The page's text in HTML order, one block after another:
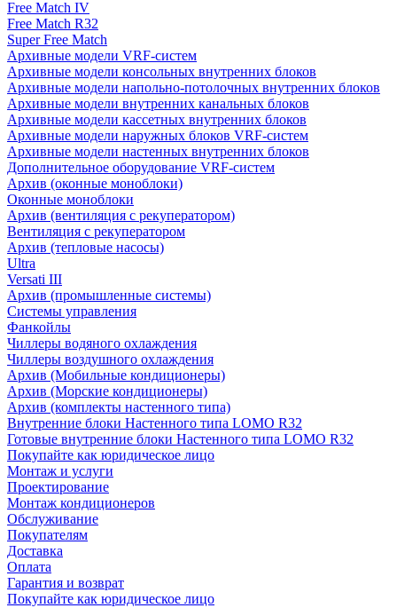
Free Match IV
Free Match R32
Super Free Match
Архивные модели VRF-систем
Архивные модели консольных внутренних блоков
Архивные модели напольно-потолочных внутренних блоков
Архивные модели внутренних канальных блоков
Архивные модели кассетных внутренних блоков
Архивные модели наружных блоков VRF-систем
Архивные модели настенных внутренних блоков
Дополнительное оборудование VRF-систем
Архив (оконные моноблоки)
Оконные моноблоки
Архив (вентиляция с рекуператором)
Вентиляция с рекуператором
Архив (тепловые насосы)
Ultra
Versati III
Архив (промышленные системы)
Системы управления
Фанкойлы
Чиллеры водяного охлаждения
Чиллеры воздушного охлаждения
Архив (Мобильные кондиционеры)
Архив (Морские кондиционеры)
Архив (комплекты настенного типа)
Внутренние блоки Настенного типа LOMO R32
Готовые внутренние блоки Настенного типа LOMO R32
Покупайте как юридическое лицо
Монтаж и услуги
Проектирование
Монтаж кондиционеров
Обслуживание
Покупателям
Доставка
Оплата
Гарантия и возврат
Покупайте как юридическое лицо